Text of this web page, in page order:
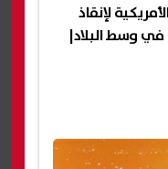
لإنقاذ
وسط البلاد|